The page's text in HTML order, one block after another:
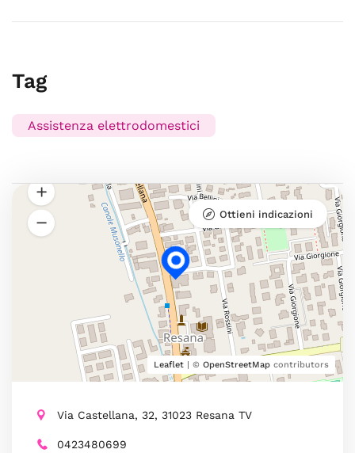
Tag
Assistenza elettrodomestici
Leaflet | © OpenStreetMap contributors
Ottieni indicazioni
Via Castellana, 32, 31023 Resana TV
0423480699